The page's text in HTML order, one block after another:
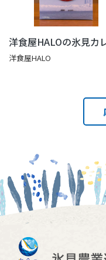
洋食屋HALOの氷見カ
洋食屋HALO